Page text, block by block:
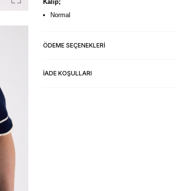
Kalıp;
Normal
ÖDEME SEÇENEKLERI
İADE KOŞULLARI